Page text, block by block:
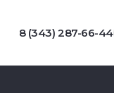
8 (343) 287-66-44